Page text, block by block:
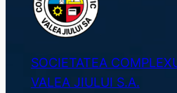
SOCIETATEA
VALEA JIULUI S.A.